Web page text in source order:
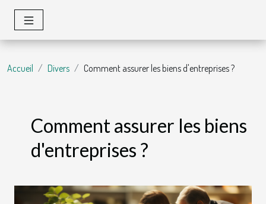
Accueil Divers Comment assurer les biens d'entreprises ?
Comment assurer les biens
d'entreprises ?